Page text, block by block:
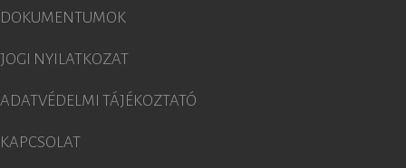
DOKUMENTUMOK
JOGI NYILATKOZAT
ADATVÉDELMI TÁJÉKOZTATÓ
KAPCSOLAT